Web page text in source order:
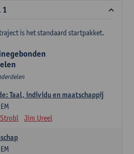
1
is het standaard startpakket.
Taal, individu en maatschappij
Jim Ureel